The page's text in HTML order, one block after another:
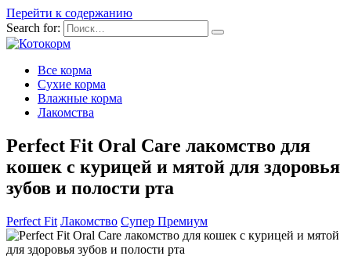
Перейти к содержанию
Search for:
Все корма
Сухие корма
Влажные корма
Лакомства
Perfect Fit Oral Care лакомство для
кошек с курицей и мятой для здоровья
зубов и полости рта
Perfect Fit Лакомство Супер Премиум